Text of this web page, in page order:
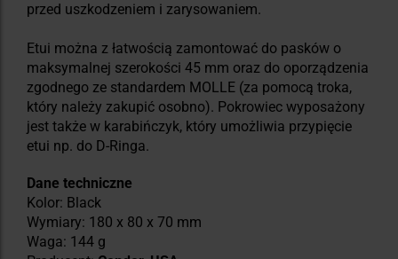
przed uszkodzeniem i zarysowaniem.
Etui można z łatwością zamontować do pasków o
maksymalnej szerokości 45 mm oraz do oporządzenia
zgodnego ze standardem MOLLE (za pomocą troka,
który należy zakupić osobno). Pokrowiec wyposażony
jest także w karabińczyk, który umożliwia przypięcie
etui np. do D-Ringa.
Dane techniczne
Kolor: Black
Wymiary: 180 x 80 x 70 mm
Waga: 144 g